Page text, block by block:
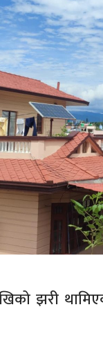
झरी